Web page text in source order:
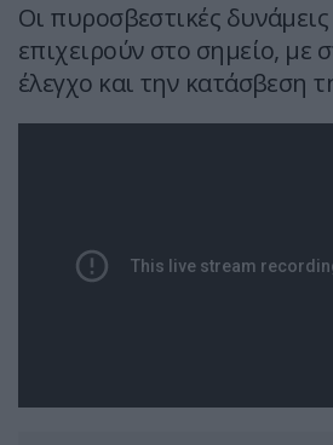
Οι πυροσβεστικές
επιχειρούν στο σημείο, με
έλεγχο και την κατάσβεση